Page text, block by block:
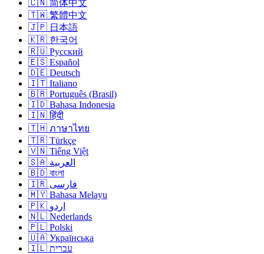
🇨🇳 简体中文
🇹🇼 繁體中文
🇯🇵 日本語
🇰🇷 한국어
🇷🇺 Русский
🇪🇸 Español
🇩🇪 Deutsch
🇮🇹 Italiano
🇧🇷 Português (Brasil)
🇮🇩 Bahasa Indonesia
🇮🇳 हिंदी
🇹🇭 ภาษาไทย
🇹🇷 Türkçe
🇻🇳 Tiếng Việt
🇸🇦 العربية
🇧🇩 বাংলা
🇮🇷 فارسی
🇲🇾 Bahasa Melayu
🇵🇰 اردو
🇳🇱 Nederlands
🇵🇱 Polski
🇺🇦 Українська
🇮🇱 עברית